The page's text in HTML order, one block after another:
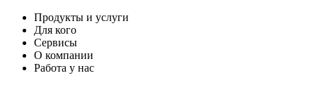
Продукты и услуги
Для кого
Сервисы
О компании
Работа у нас